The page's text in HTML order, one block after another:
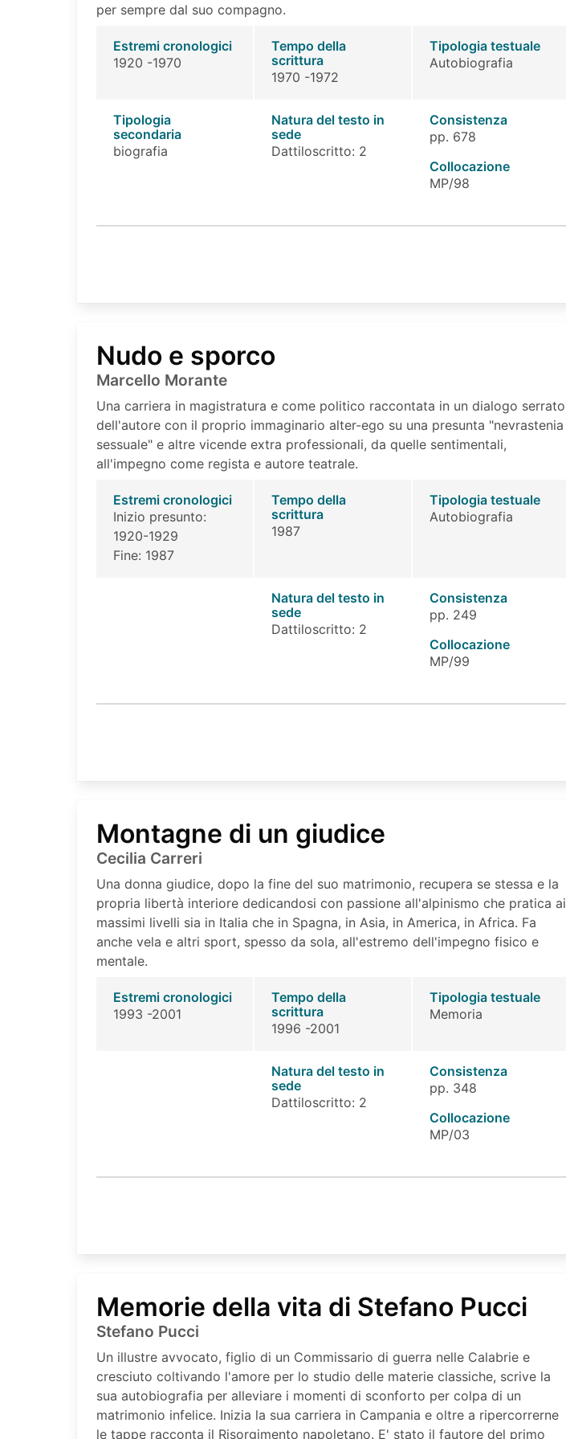
per sempre dal suo compagno.
Estremi cronologici
1920 -1970
Tempo della
scrittura
1970 -1972
Tipologia testuale
Autobiografia
Tipologia
secondaria
biografia
Natura del testo in
sede
Dattiloscritto: 2
Consistenza
pp. 678
Collocazione
MP/98
Nudo e sporco
Marcello Morante
Una carriera in magistratura e come politico raccontata in un dialogo serrato
dell'autore con il proprio immaginario alter-ego su una presunta "nevrastenia
sessuale" e altre vicende extra professionali, da quelle sentimentali,
all'impegno come regista e autore teatrale.
Estremi cronologici
Inizio presunto:
1920-1929
Fine: 1987
Tempo della
scrittura
1987
Tipologia testuale
Autobiografia
Natura del testo in
sede
Dattiloscritto: 2
Consistenza
pp. 249
Collocazione
MP/99
Montagne di un giudice
Cecilia Carreri
Una donna giudice, dopo la fine del suo matrimonio, recupera se stessa e la
propria libertà interiore dedicandosi con passione all'alpinismo che pratica ai
massimi livelli sia in Italia che in Spagna, in Asia, in America, in Africa. Fa
anche vela e altri sport, spesso da sola, all'estremo dell'impegno fisico e
mentale.
Estremi cronologici
1993 -2001
Tempo della
scrittura
1996 -2001
Tipologia testuale
Memoria
Natura del testo in
sede
Dattiloscritto: 2
Consistenza
pp. 348
Collocazione
MP/03
Memorie della vita di Stefano Pucci
Stefano Pucci
Un illustre avvocato, figlio di un Commissario di guerra nelle Calabrie e
cresciuto coltivando l'amore per lo studio delle materie classiche, scrive la
sua autobiografia per alleviare i momenti di sconforto per colpa di un
matrimonio infelice. Inizia la sua carriera in Campania e oltre a ripercorrerne
le tappe racconta il Risorgimento napoletano. E' stato il fautore del primo